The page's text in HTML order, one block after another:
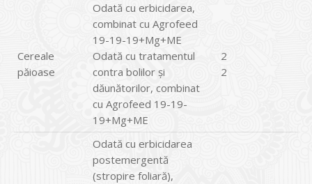
Cereale
păioase
Odată cu erbicidarea,
combinat cu Agrofeed
19-19-19+Mg+ME
Odată cu tratamentul
contra bolilor şi
dăunătorilor, combinat
cu Agrofeed 19-19-
19+Mg+ME
2
2
Odată cu erbicidarea
postemergentă
(stropire foliară),